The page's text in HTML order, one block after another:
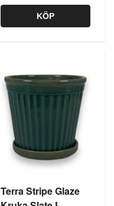
KÖP
Terra Stripe Glaze